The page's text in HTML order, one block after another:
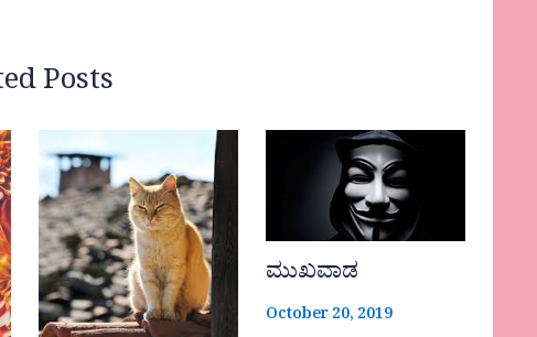
Posts
ಮುಖವಾಡ
October 20, 2019